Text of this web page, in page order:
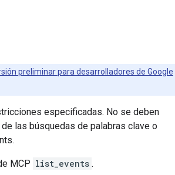
preliminar para desarrolladores de Google
especificadas. No se deben
las búsquedas de palabras clave o
MCP list_events .